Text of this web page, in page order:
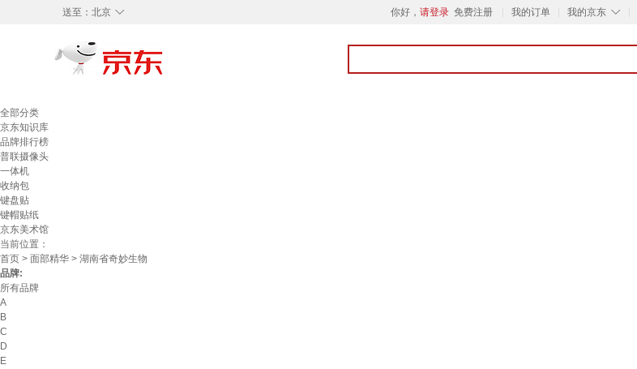
◇
送至： 北京 你好， 请登录 免费注册 我的订单 ◇
我的京东
全部分类
京东知识库
品牌排行榜
普联摄像头
一体机
收纳包
键盘贴
键帽贴纸
京东美术馆
当前位置：
首页 > 面部精华 > 湖南省奇妙生物
品牌:
所有品牌
A
B
C
D
E